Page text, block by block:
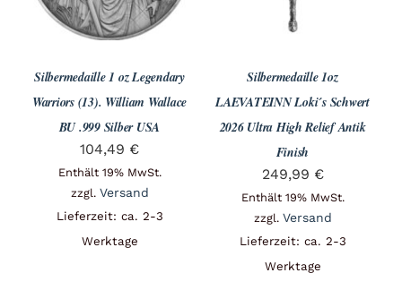
Silbermedaille 1 oz Legendary
Warriors (13). William Wallace
BU .999 Silber USA
104,49 €
Enthält 19% MwSt.
zzgl. Versand
Lieferzeit: ca. 2-3
Werktage
Silbermedaille 1oz
LAEVATEINN Loki´s Schwert
2026 Ultra High Relief Antik
Finish
249,99 €
Enthält 19% MwSt.
zzgl. Versand
Lieferzeit: ca. 2-3
Werktage